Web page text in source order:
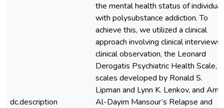
dc.description
the mental health status of
with polysubstance addiction. To
achieve this, we utilized a clinical
approach involving clinical interviews,
clinical observation, the Leonard
Derogatis Psychiatric Health Scale,
scales developed by Ronald S.
Lipman and Lynn K. Lenkov, and
Al-Dayim Mansour’s Relapse and